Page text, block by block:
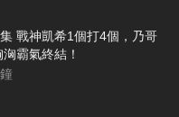
戰神凱希1個打4個，乃哥
霸氣終結！